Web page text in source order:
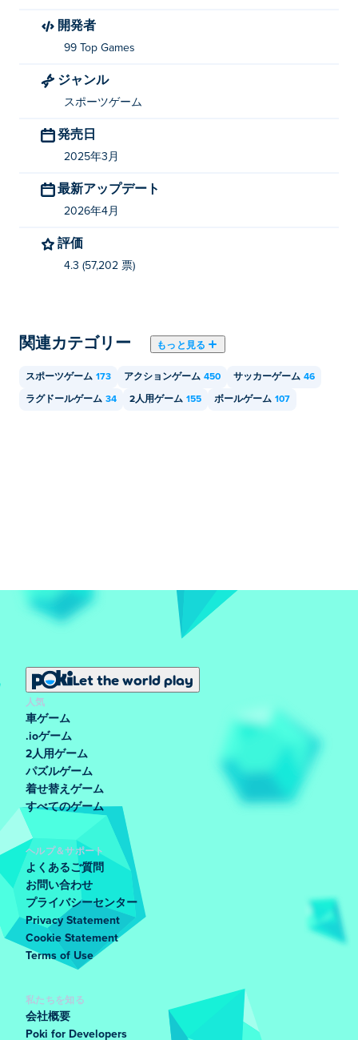
プレイヤー1: A/Dで移動、Wでジャンプ
プレイヤー2: 左矢印キーと右矢印キーで移動、
ラグドールサッカーを作ったのは誰ですか?
Ragdoll Soccer は 99 Top Games によって作成されまし
た。これは Poki での最初のゲームです。
ラグドールサッカーを無料でプレイするにはど
うすればいいですか?
Poki では Ragdoll Soccer を無料でプレイできます。
Ragdoll Soccer は、コンピューター、携帯電話、タブレ
ットなどのモバイル デバイスでプレイできます。
開発者
99 Top Games
ジャンル
スポーツゲーム
発売日
2025年3月
最新アップデート
2026年4月
評価
4.3 (57,202 票)
関連カテゴリー もっと見る
スポーツゲーム 173 アクションゲーム 450 サッカーゲーム 46
ラグドールゲーム 34 2人用ゲーム 155 ボールゲーム 107
Let the world play
人気
車ゲーム
.ioゲーム
2人用ゲーム
パズルゲーム
着せ替えゲーム
すべてのゲーム
ヘルプ＆サポート
よくあるご質問
お問い合わせ
プライバシーセンター
Privacy Statement
Cookie Statement
Terms of Use
私たちを知る
会社概要
Poki for Developers